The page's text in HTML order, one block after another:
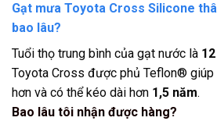
Gạt mưa Toyota Cross Silicone
bao lâu?
Tuổi thọ trung bình của gạt nước là
Toyota Cross được phủ Teflon® giúp
hơn và có thể kéo dài hơn 1,5 năm.
Bao lâu tôi nhận được hàng?